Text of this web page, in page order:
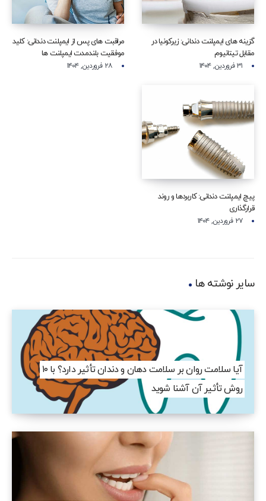
گزینه‌ های ایمپلنت دندانی: زیرکونیا در
مقابل تیتانیوم
۳۱ فروردین, ۱۴۰۴
مراقبت‌ های پس از ایمپلنت دندانی: کلید
موفقیت بلندمدت ایمپلنت‌ ها
۲۸ فروردین, ۱۴۰۴
پیچ ایمپلنت دندانی: کاربردها و روند
قرارگذاری
۲۷ فروردین, ۱۴۰۴
سایر نوشته ها
آیا سلامت روان بر سلامت دهان و دندان تأثیر دارد؟ با ۱۰
روش تأثیر آن آشنا شوید